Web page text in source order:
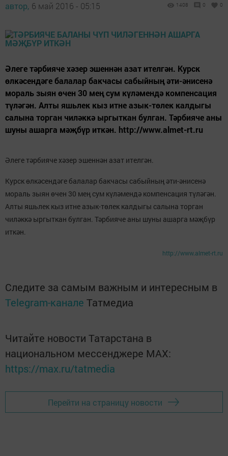
автор, 6 май 2016 - 05:15 1408 0 0
Әлеге тәрбияче хәзер эшеннән азат ителгән. Курск
өлкәсендәге балалар бакчасы сабыйның әти-әнисенә
мораль зыян өчен 30 мең сум күләмендә компенсация
түләгән. Алты яшьлек кыз итне азык-төлек калдыгы
салына торган чиләккә ыргыткан булган. Тәрбияче аны
шуны ашарга мәҗбүр иткән. http://www.almet-rt.ru
Әлеге тәрбияче хәзер эшеннән азат ителгән.
Курск өлкәсендәге балалар бакчасы сабыйның әти-әнисенә
мораль зыян өчен 30 мең сум күләмендә компенсация түләгән.
Алты яшьлек кыз итне азык-төлек калдыгы салына торган
чиләккә ыргыткан булган. Тәрбияче аны шуны ашарга мәҗбүр
иткән.
http://www.almet-rt.ru
Следите за самым важным и интересным в
Telegram-канале Татмедиа
Читайте новости Татарстана в
национальном мессенджере MАХ:
https://max.ru/tatmedia
Перейти на страницу новости